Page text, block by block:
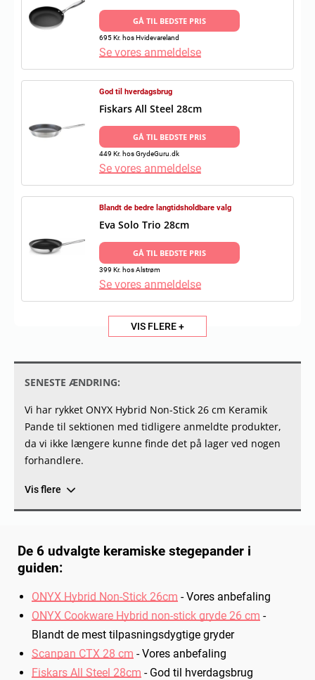
GÅ TIL BEDSTE PRIS
695 Kr. hos Hvidevareland
Se vores anmeldelse
God til hverdagsbrug
Fiskars All Steel 28cm
GÅ TIL BEDSTE PRIS
449 Kr. hos GrydeGuru.dk
Se vores anmeldelse
Blandt de bedre langtidsholdbare valg
Eva Solo Trio 28cm
GÅ TIL BEDSTE PRIS
399 Kr. hos Alstrøm
Se vores anmeldelse
VIS FLERE +
SENESTE ÆNDRING:
Vi har rykket ONYX Hybrid Non-Stick 26 cm Keramik
Pande til sektionen med tidligere anmeldte produkter,
da vi ikke længere kunne finde det på lager ved nogen
forhandlere.
Vis flere
De 6 udvalgte keramiske stegepander i
guiden:
ONYX Hybrid Non-Stick 26cm -Vores anbefaling
ONYX Cookware Hybrid non-stick gryde 26 cm -
Blandt de mest tilpasningsdygtige gryder
Scanpan CTX 28 cm -Vores anbefaling
Fiskars All Steel 28cm -God til hverdagsbrug